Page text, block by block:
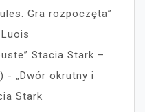
Gra rozpoczęta”
Stacia Stark –
- „Dwór okrutny i
Stark